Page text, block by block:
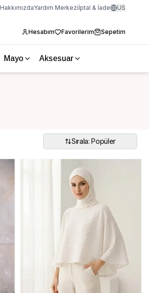
HakkımızdaYardım Merkeziİptal & İade US
Hesabım Favorilerim Sepetim
Mayo Aksesuar
Sırala: Popüler